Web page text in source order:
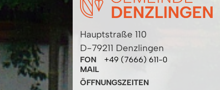
Hauptstraße 110
D-79211 Denzlingen
FON
+49 (7666) 611-0
MAIL
ÖFFNUNGSZEITEN